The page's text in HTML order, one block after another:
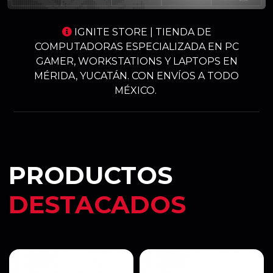
IGNITE STORE | TIENDA DE
COMPUTADORAS ESPECIALIZADA EN PC
GAMER, WORKSTATIONS Y LAPTOPS EN
MÉRIDA, YUCATÁN. CON ENVÍOS A TODO
MÉXICO.
PRODUCTOS
DESTACADOS